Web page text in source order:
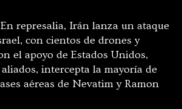
En represalia, Irán lanza un ataque
con cientos de drones y
el apoyo de Estados Unidos,
intercepta la mayoría de
aéreas de Nevatim y Ramon